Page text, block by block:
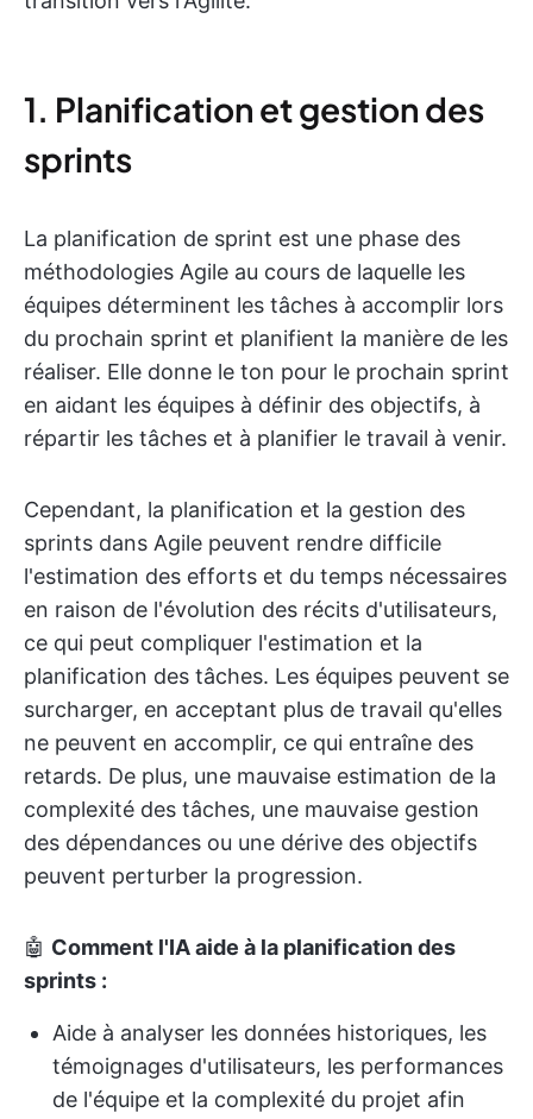
1. Planification et gestion des
sprints
La planification de sprint est une phase des
méthodologies Agile au cours de laquelle les
équipes déterminent les tâches à accomplir lors
du prochain sprint et planifient la manière de les
réaliser. Elle donne le ton pour le prochain sprint
en aidant les équipes à définir des objectifs, à
répartir les tâches et à planifier le travail à venir.
Cependant, la planification et la gestion des
sprints dans Agile peuvent rendre difficile
l'estimation des efforts et du temps nécessaires
en raison de l'évolution des récits d'utilisateurs,
ce qui peut compliquer l'estimation et la
planification des tâches. Les équipes peuvent se
surcharger, en acceptant plus de travail qu'elles
ne peuvent en accomplir, ce qui entraîne des
retards. De plus, une mauvaise estimation de la
complexité des tâches, une mauvaise gestion
des dépendances ou une dérive des objectifs
peuvent perturber la progression.
🤖 Comment l'IA aide à la planification des
sprints :
Aide à analyser les données historiques, les
témoignages d'utilisateurs, les performances
de l'équipe et la complexité du projet afin